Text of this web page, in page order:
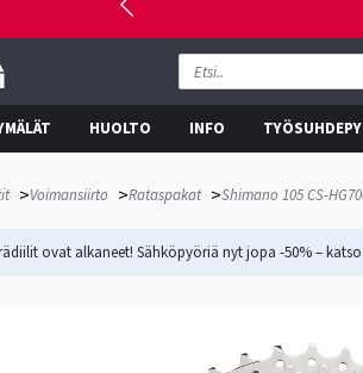
HUOLTO INFO
>Voimansiirto >Rataspakat >Shimano 105 CS-
ovat alkaneet! Sähköpyöriä nyt jopa -50% –